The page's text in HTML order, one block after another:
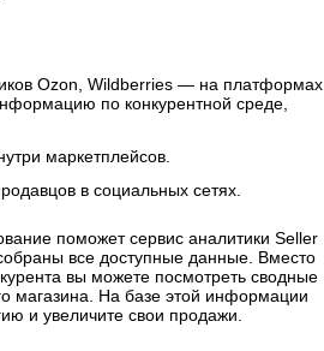
Ozon, Wildberries — на платформах
по конкурентной среде,
маркетплейсов.
в социальных сетях.
поможет сервис аналитики Seller
все доступные данные. Вместо
вы можете посмотреть сводные
магазина. На базе этой информации
и увеличите свои продажи.